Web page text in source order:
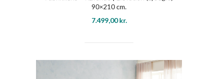
90×210 cm.
7.499,00kr.